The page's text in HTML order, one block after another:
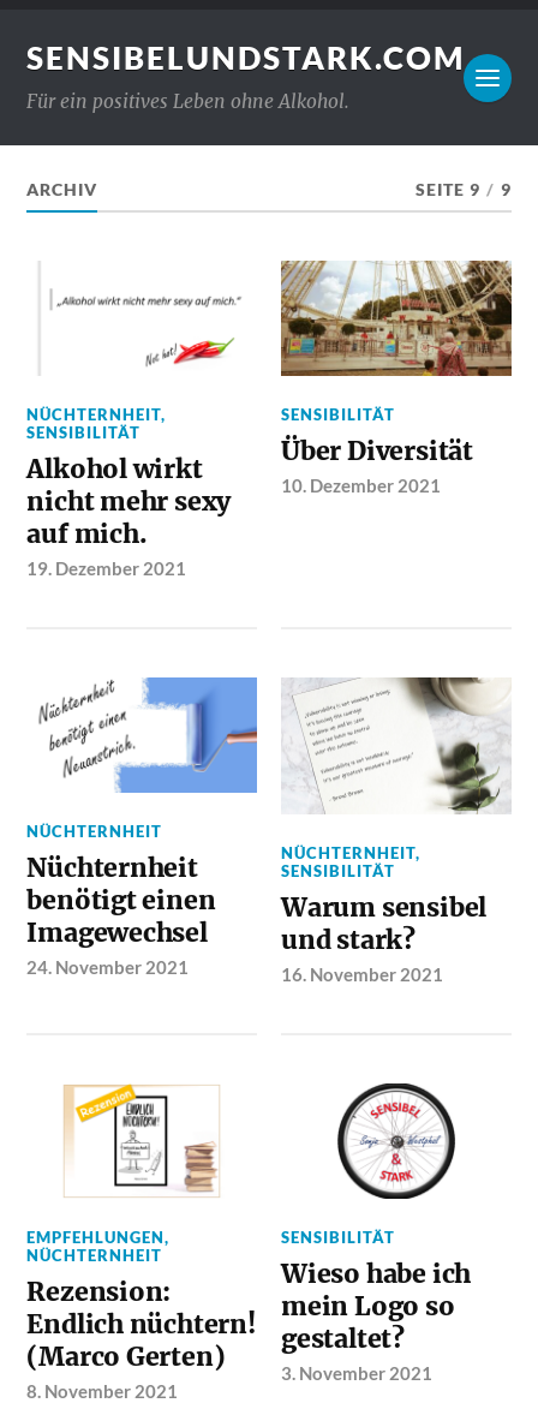
SENSIBELUNDSTARK.COM
Für ein positives Leben ohne Alkohol.
ARCHIV SEITE 9 / 9
NÜCHTERNHEIT,
SENSIBILITÄT
Alkohol wirkt
nicht mehr sexy
auf mich.
19. Dezember 2021
SENSIBILITÄT
Über Diversität
10. Dezember 2021
NÜCHTERNHEIT
Nüchternheit
benötigt einen
Imagewechsel
24. November 2021
NÜCHTERNHEIT,
SENSIBILITÄT
Warum sensibel
und stark?
16. November 2021
EMPFEHLUNGEN,
NÜCHTERNHEIT
Rezension:
Endlich nüchtern!
(Marco Gerten)
8. November 2021
SENSIBILITÄT
Wieso habe ich
mein Logo so
gestaltet?
3. November 2021